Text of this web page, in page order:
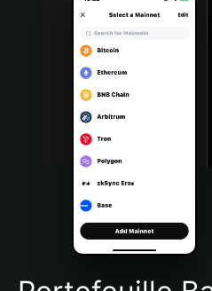
Português (Portugal)
Bahasa Indonesia
Português (Brasil)
Español (Argentina)